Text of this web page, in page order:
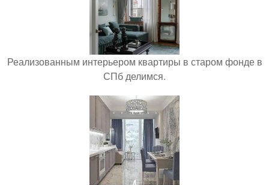
Реализованным интерьером квартиры в старом фонде в
СПб делимся.